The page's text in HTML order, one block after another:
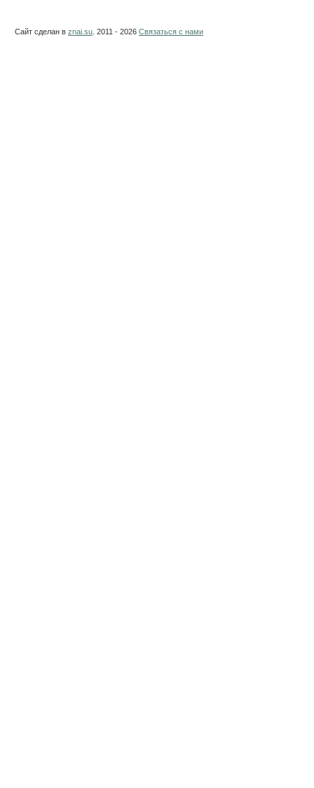
Сайт сделан в znai.su . 2011 - 2026 Связаться с нами